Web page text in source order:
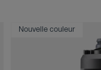
Nouvelle couleur